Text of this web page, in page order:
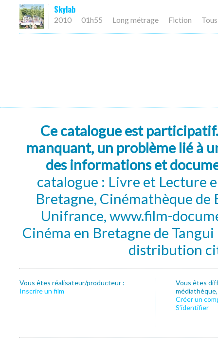
Skylab
2010 01h55 Long métrage Fiction
Ce catalogue est
manquant, un problème lié à
des informations et
catalogue : Livre et Lecture
Bretagne, Cinémathèque de
Unifrance, www.film-
Cinéma en Bretagne de
distribution
Vous êtes réalisateur/producteur :
Inscrire un film
Vous êtes
Créer un
S’identifier